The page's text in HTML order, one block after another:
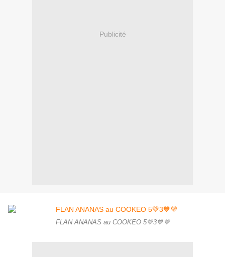
Publicité
FLAN ANANAS au COOKEO 5💚3💙💜